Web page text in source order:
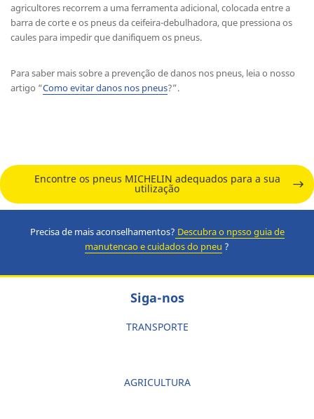
agricultores recorrem a uma ferramenta adicional, colocada entre a
barra de corte e os pneus da ceifeira-debulhadora, que pressiona os
caules para impedir que danifiquem os pneus.
Para saber mais sobre a prevenção de danos nos pneus, leia o nosso
artigo “Como evitar danos nos pneus?”.
Encontre os pneus MICHELIN adequados para a sua
utilização
Precisa de mais aconselhamentos? Descubra o npsso guia de
manutencao e cuidados do pneu ?
Siga-nos
TRANSPORTE
AGRICULTURA